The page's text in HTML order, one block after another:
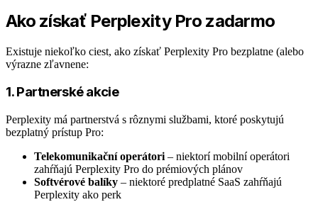
Ako získať Perplexity Pro zadarmo
Existuje niekoľko ciest, ako získať Perplexity Pro bezplatne (alebo
výrazne zľavnene:
1. Partnerské akcie
Perplexity má partnerstvá s rôznymi službami, ktoré poskytujú
bezplatný prístup Pro:
Telekomunikační operátori – niektorí mobilní operátori
zahŕňajú Perplexity Pro do prémiových plánov
Softvérové balíky – niektoré predplatné SaaS zahŕňajú
Perplexity ako perk